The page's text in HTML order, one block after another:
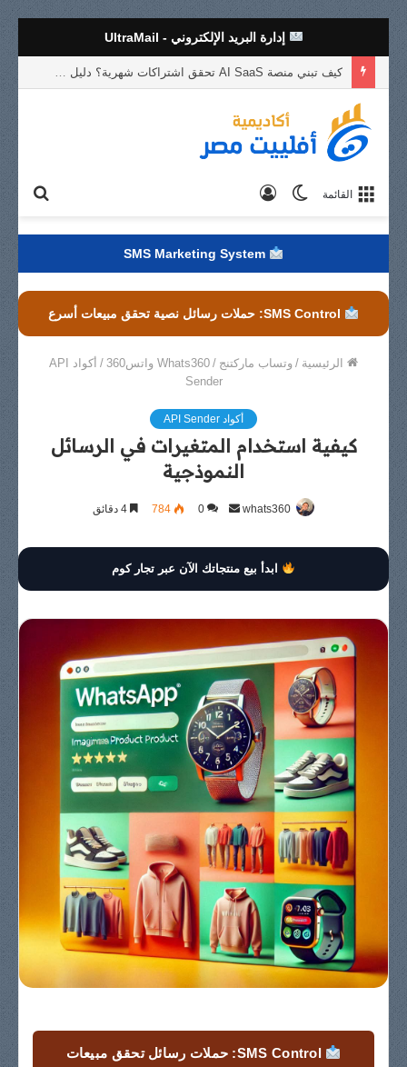
إدارة البريد الإلكتروني - UltraMail
نظام الإحالات في Whats360: كيف يعمل برنامج التسويق بالعمولة وآلية التتبع والعمولات خطوة بخطوة
بحث
عن
القائمة
الوضع
الرئيسية / وتساب ماركتنج / Whats360 واتس360 /
أكواد API
Sender
أكواد API Sender
كيفية استخدام المتغيرات في الرسائل
النموذجية
whats360
أرسل0
784
ابدأ بيع منتجاتك الآن عبر تجار كوم
SMS Control: حملات رسائل تحقق مبيعات